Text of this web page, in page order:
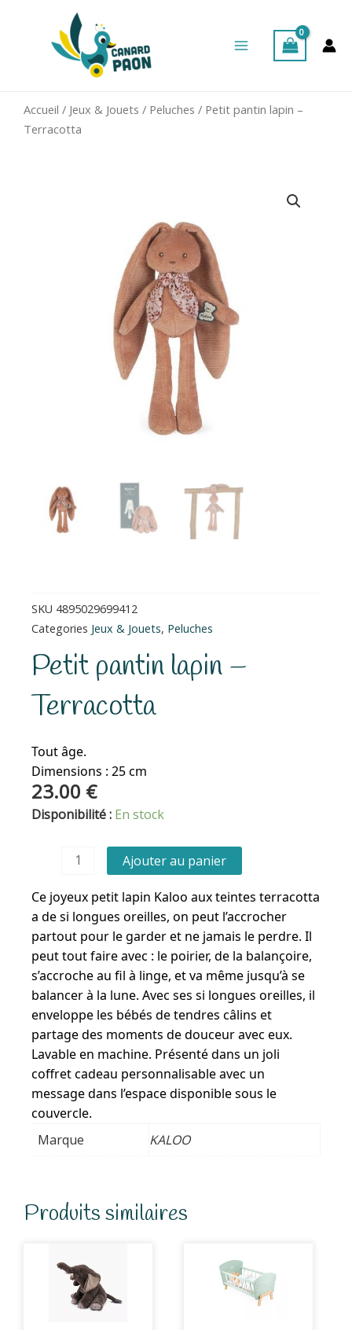
Menu
Accueil / Jeux & Jouets / Peluches / Petit pantin lapin –
Terracotta
SKU 4895029699412
Categories Jeux & Jouets, Peluches
Petit pantin lapin –
Terracotta
Tout âge.
Dimensions : 25 cm
23.00 €
Disponibilité : En stock
quantité
lapin
-
Terracotta
Ajouter au panier
Ce joyeux petit lapin Kaloo aux teintes terracotta
a de si longues oreilles, on peut l’accrocher
partout pour le garder et ne jamais le perdre. Il
peut tout faire avec : le poirier, de la balançoire,
s’accroche au fil à linge, et va même jusqu’à se
balancer à la lune. Avec ses si longues oreilles, il
enveloppe les bébés de tendres câlins et
partage des moments de douceur avec eux.
Lavable en machine. Présenté dans un joli
coffret cadeau personnalisable avec un
message dans l’espace disponible sous le
couvercle.
Marque
KALOO
Produits similaires